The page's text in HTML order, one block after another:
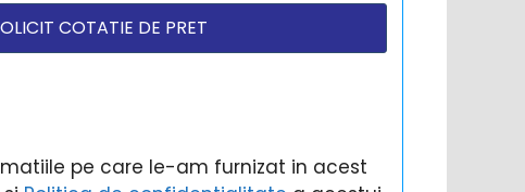
pe care le-am furnizat in acest